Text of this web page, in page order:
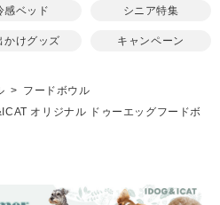
感ベッド シニア特集
かけグッズ キャンペーン
フードボウル
オリジナル ドゥーエッグフードボ